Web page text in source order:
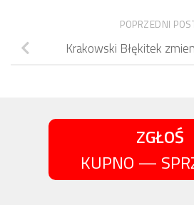
POPRZEDNI
Krakowski Błękitek
ZGŁOŚ
KUPNO —